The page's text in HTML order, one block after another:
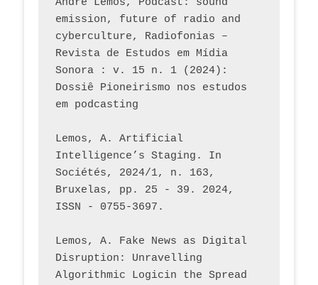
emission, future of radio and
cyberculture, Radiofonias –
Revista de Estudos em Mídia
Sonora : v. 15 n. 1 (2024):
Dossiê Pioneirismo nos estudos
em podcasting
Lemos, A. Artificial
Intelligence’s Staging. In
Sociétés, 2024/1, n. 163,
Bruxelas, pp. 25 - 39. 2024,
ISSN - 0755-3697.
Lemos, A. Fake News as Digital
Disruption: Unravelling
Algorithmic Logicin the Spread